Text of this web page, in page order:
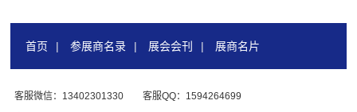
首页 | 参展商名录 | 展会会刊 | 展商名片
客服微信：13402301330
客服QQ：1594264699